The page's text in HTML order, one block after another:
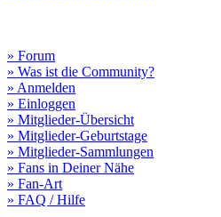
» Forum
» Was ist die Community?
» Anmelden
» Einloggen
» Mitglieder-Übersicht
» Mitglieder-Geburtstage
» Mitglieder-Sammlungen
» Fans in Deiner Nähe
» Fan-Art
» FAQ / Hilfe